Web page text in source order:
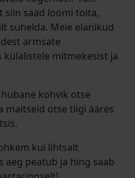
siin saad loomi toita,
suhelda. Meie elanikud
armsate
mitmekesist ja
kohvik otse
maitseid otse tiigi ääres
kui lihtsalt
aeg peatub ja hing saab